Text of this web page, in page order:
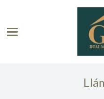
Toggle navigation